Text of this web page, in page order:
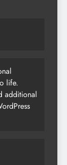
life.
additional